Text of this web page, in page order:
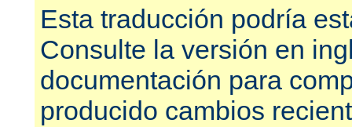
Esta traducción podría
Consulte la versión en
documentación para
producido cambios